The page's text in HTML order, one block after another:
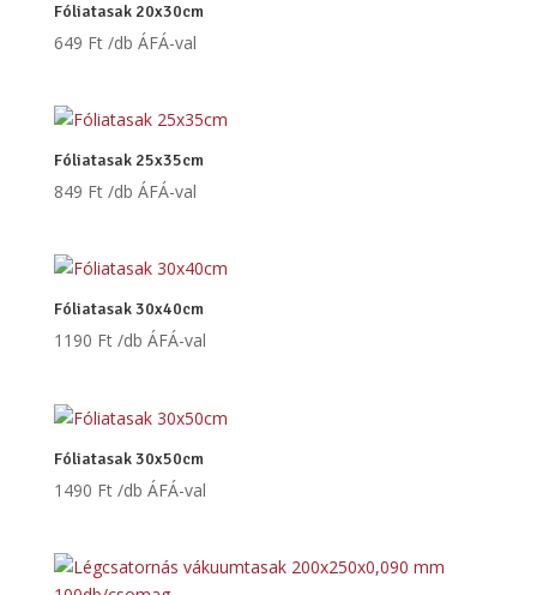
Fóliatasak 20x30cm
649 Ft /db ÁFÁ-val
Fóliatasak 25x35cm
849 Ft /db ÁFÁ-val
Fóliatasak 30x40cm
1190 Ft /db ÁFÁ-val
Fóliatasak 30x50cm
1490 Ft /db ÁFÁ-val